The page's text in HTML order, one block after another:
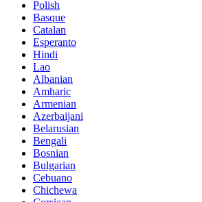
Polish
Basque
Catalan
Esperanto
Hindi
Lao
Albanian
Amharic
Armenian
Azerbaijani
Belarusian
Bengali
Bosnian
Bulgarian
Cebuano
Chichewa